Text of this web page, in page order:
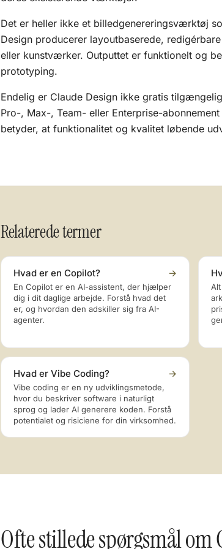
Det er heller ikke et billedgenereringsværktøj
Design producerer layoutbaserede,
eller kunstværker. Outputtet er funktionelt og
prototyping.
Endelig er Claude Design ikke gratis
Pro-, Max-, Team- eller Enterprise-
betyder, at funktionalitet og kvalitet løbende
Relaterede termer
Hvad er en Copilot? →
En Copilot er en AI-assistent, der hjælper
dig i dit daglige arbejde. Forstå hvad det
er, og hvordan den adskiller sig fra AI-
agenter.
Hvad er Vibe Coding? →
Vibe coding er en ny udviklingsmetode,
hvor du beskriver software i naturligt
sprog og lader AI generere koden. Forstå
potentialet og risiciene for din virksomhed.
Ofte stillede spørgsmål om